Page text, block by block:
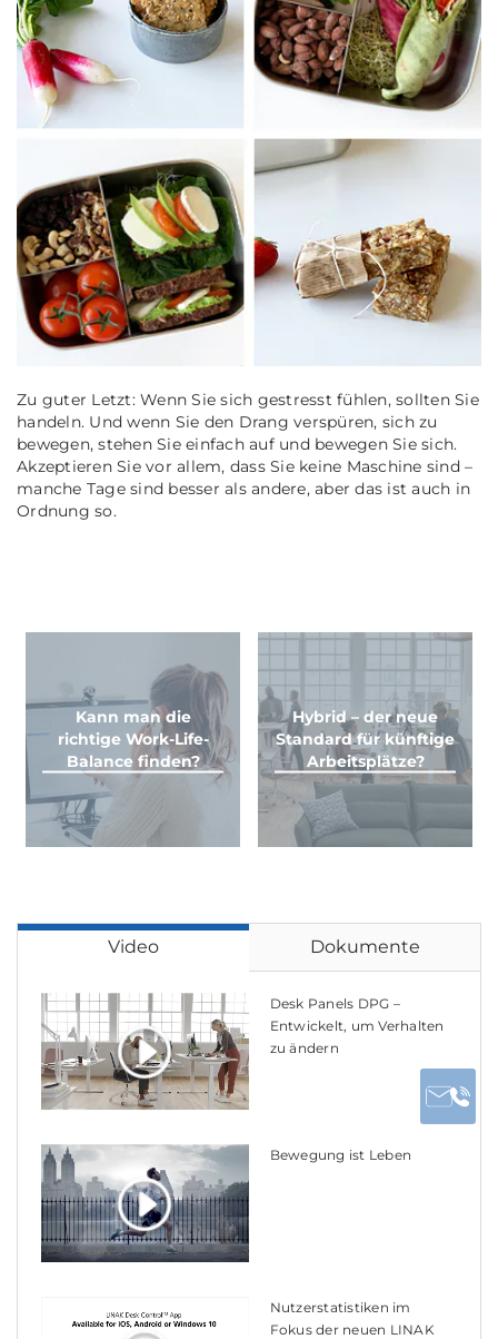
Zu guter Letzt: Wenn Sie sich gestresst fühlen, sollten Sie
handeln. Und wenn Sie den Drang verspüren, sich zu
bewegen, stehen Sie einfach auf und bewegen Sie sich.
Akzeptieren Sie vor allem, dass Sie keine Maschine sind –
manche Tage sind besser als andere, aber das ist auch in
Ordnung so.
Kann man die
richtige Work-Life-
Balance finden?
Hybrid – der neue
Standard für künftige
Arbeitsplätze?
Video Dokumente
Desk Panels DPG –
Entwickelt, um Verhalten
zu ändern
Bewegung ist Leben
Nutzerstatistiken im
Fokus der neuen LINAK